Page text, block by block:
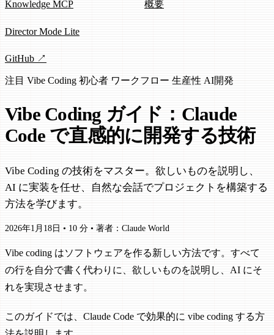
Knowledge MCP
Director Mode Lite
GitHub ↗
概要
注目 Vibe Coding 初心者 ワークフロー 生産性 AI開発
Vibe Coding ガイド：Claude
Code で直感的に開発する技術
Vibe Coding の技術をマスター。欲しいものを説明し、
AI に実装を任せ、自然な会話でプロジェクトを構築する
方法を学びます。
2026年1月18日 • 10 分 • 著者：Claude World
Vibe coding はソフトウェアを作る新しい方法です。すべて
の行を自分で書く代わりに、欲しいものを説明し、AI にそ
れを実現させます。
このガイドでは、Claude Code で効果的に vibe coding する方